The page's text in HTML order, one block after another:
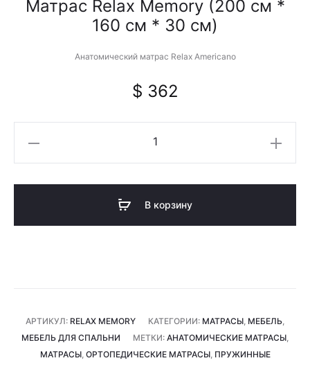
Матрас Relax Memory (200 см *
160 см * 30 см)
Анатомический матрас Relax Americano
$ 362
В корзину
АРТИКУЛ: RELAX MEMORY КАТЕГОРИИ: МАТРАСЫ, МЕБЕЛЬ,
МЕБЕЛЬ ДЛЯ СПАЛЬНИ
МЕТКИ: АНАТОМИЧЕСКИЕ МАТРАСЫ,
МАТРАСЫ, ОРТОПЕДИЧЕСКИЕ МАТРАСЫ, ПРУЖИННЫЕ